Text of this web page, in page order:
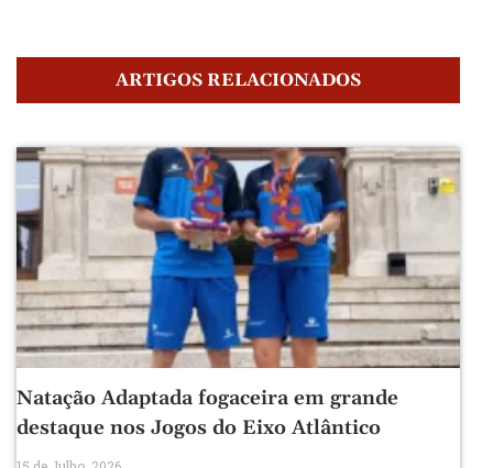
ARTIGOS RELACIONADOS
Natação Adaptada fogaceira em grande
destaque nos Jogos do Eixo Atlântico